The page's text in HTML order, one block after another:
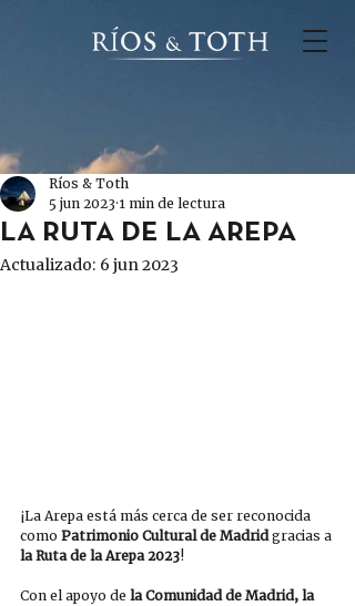
LA RUTA DE LA AREPA
Ríos & Toth
5 jun 2023 1 min de lectura
Actualizado: 6 jun 2023
¡La Arepa está más cerca de ser reconocida
como Patrimonio Cultural de Madrid gracias a
la Ruta de la Arepa 2023!
Con el apoyo de la Comunidad de Madrid, la